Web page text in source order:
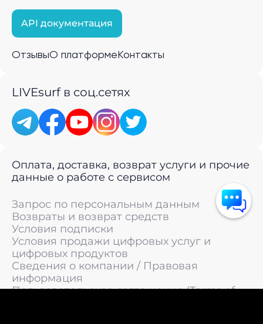
API документация
ОтзывыО платформе Контакты
LIVEsurf в соц.сетях
Оплата, доставка, возврат услуги и прочие
данные о работе с сервисом
Запрос по персональным данным
Возвраты и возврат средств
Условия подписки
Условия продажи цифровых услуг и
цифровых продуктов
Сведения о компании / Правовая
информация
Пользовательское соглашение (Terms of